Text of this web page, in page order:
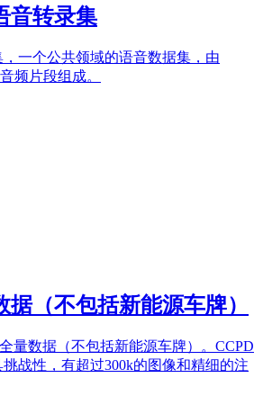
音转录集
一个公共领域的语音数据集，由
频片段组成。
据（不包括新能源车牌）
量数据（不包括新能源车牌）。CCPD
战性，有超过300k的图像和精细的注